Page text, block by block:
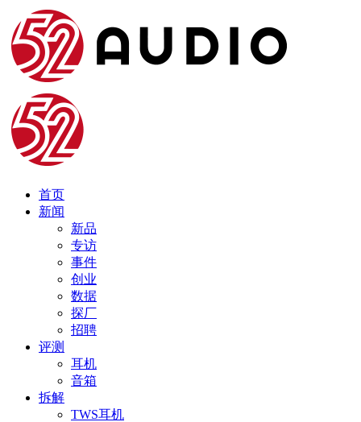
首页
新闻
新品
专访
事件
创业
数据
探厂
招聘
评测
耳机
音箱
拆解
TWS耳机